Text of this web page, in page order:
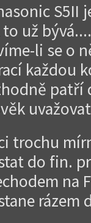
S5II
to už
li se o
každou
patří
trochu
do fin.
na
rázem